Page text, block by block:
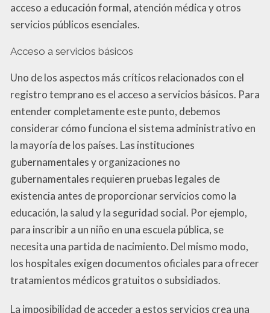
acceso a educación formal, atención médica y otros
servicios públicos esenciales.
Acceso a servicios básicos
Uno de los aspectos más críticos relacionados con el
registro temprano es el acceso a servicios básicos. Para
entender completamente este punto, debemos
considerar cómo funciona el sistema administrativo en
la mayoría de los países. Las instituciones
gubernamentales y organizaciones no
gubernamentales requieren pruebas legales de
existencia antes de proporcionar servicios como la
educación, la salud y la seguridad social. Por ejemplo,
para inscribir a un niño en una escuela pública, se
necesita una partida de nacimiento. Del mismo modo,
los hospitales exigen documentos oficiales para ofrecer
tratamientos médicos gratuitos o subsidiados.
La imposibilidad de acceder a estos servicios crea una